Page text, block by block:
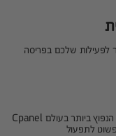
לפעילות שלכם בפריסה
ברכישת אחסון תקבלו פאנל לניהול השרת שלכם הנפוץ ביותר בעולם Cpanel
לתפעול